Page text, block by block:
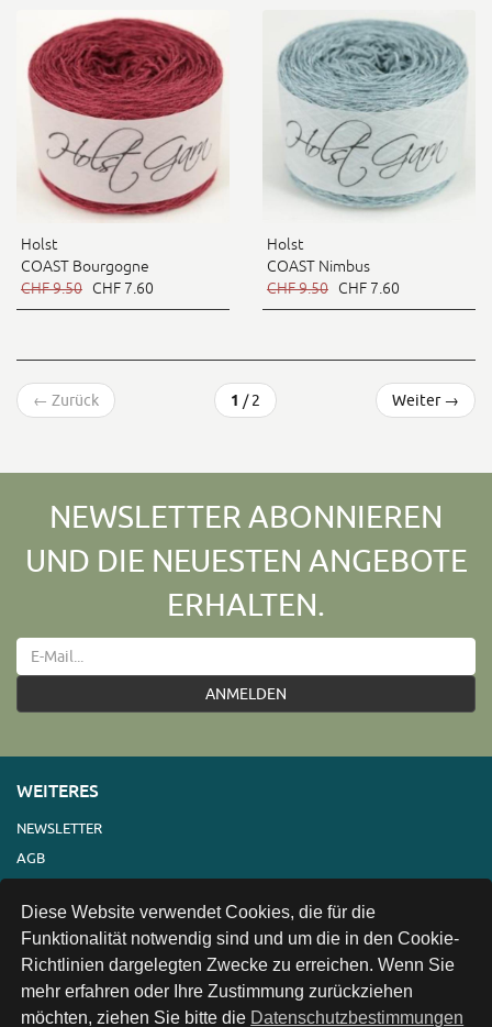
Diese Website verwendet Cookies, die für die
Funktionalität notwendig sind und um die in den Cookie-
Richtlinien dargelegten Zwecke zu erreichen. Wenn Sie
mehr erfahren oder Ihre Zustimmung zurückziehen
möchten, ziehen Sie bitte die Datenschutzbestimmungen
Holst
COAST Bourgogne
CHF 9.50 CHF 7.60
Holst
COAST Nimbus
CHF 9.50 CHF 7.60
← Zurück 1 / 2 Weiter→
NEWSLETTER ABONNIEREN
UND DIE NEUESTEN ANGEBOTE
ERHALTEN.
ANMELDEN
WEITERES
NEWSLETTER
AGB
VERSAND
KONTAKT
LINKS